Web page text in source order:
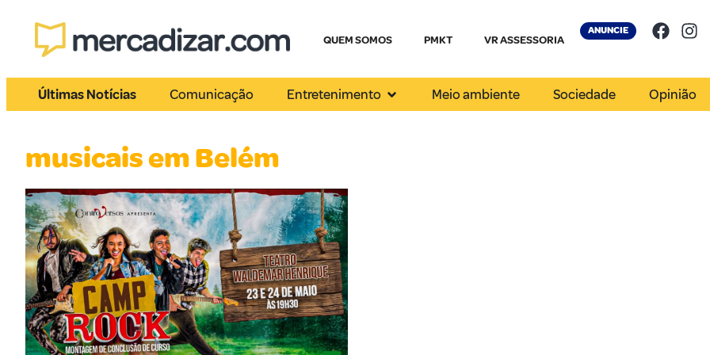
QUEM SOMOS PMKT VR ASSESSORIA
ANUNCIE
Últimas Notícias Comunicação Entretenimento Meio ambiente Sociedade Opinião
musicais em Belém